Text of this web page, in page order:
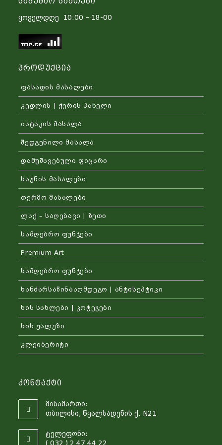
ყოველდღე 10:00 – 18-00
Პროდუქცია
ფასადის მასალები
კედლის | ჭერის პანელი
იატაკის მასალა
შედგენილი მასალა
დამუშავებული ფიცარი
საუნის მასალები
თერმო მასალები
ლაქ – საღებავი | ზეთი
სამღებრო ფუნჯები
Premium Art
სამღებრო ფუნჯები
ხანძარსაწინააღმდეგო | ანტისეპტიკი
ხის სახლები | კოტეჯები
ხის ჟალუზი
კლეიბერიტი
Კონტაქტი
მისამართი:
თბილისი, წყალსადენის ქ. N21
ტელეფონი:
( 032 ) 2 47 44 22